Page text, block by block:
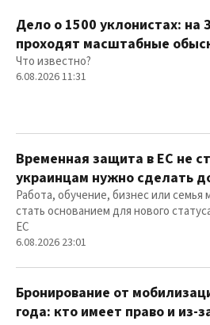
Дело о 1500 уклонистах: на
проходят масштабные
Что известно?
6.08.2026 11:31
Временная защита в ЕС не
украинцам нужно сделать
Работа, обучение, бизнес или семья
стать основанием для нового
ЕС
6.08.2026 23:01
Бронирование от
года: кто имеет право и из-